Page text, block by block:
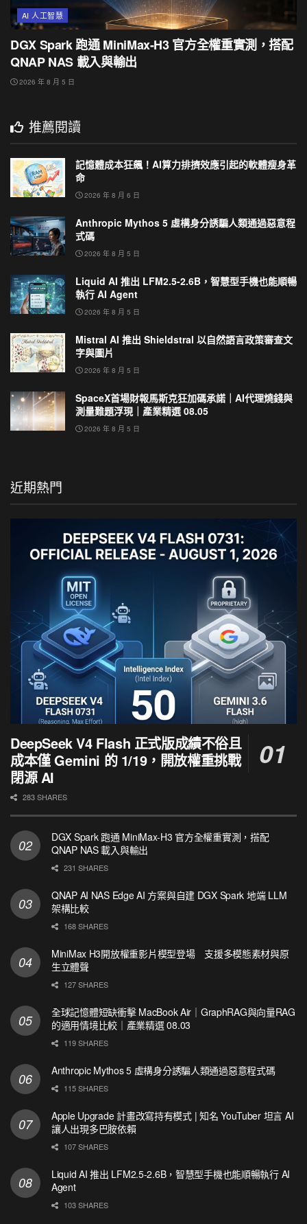
AI 人工智慧
DGX Spark 跑通 MiniMax-H3 官方全權重實測，搭配
QNAP NAS 載入與輸出
2026 年 8 月 5 日
推薦閱讀
記憶體成本狂飆！AI算力排擠效應引起的軟體瘦身革
命
2026 年 8 月 6 日
Anthropic Mythos 5 虛構身分誘騙人類通過惡意程
式碼
2026 年 8 月 5 日
Liquid AI 推出 LFM2.5-2.6B，智慧型手機也能順暢
執行 AI Agent
2026 年 8 月 5 日
Mistral AI 推出 Shieldstral 以自然語言政策審查文
字與圖片
2026 年 8 月 5 日
SpaceX首場財報馬斯克狂加碼承諾｜AI代理燒錢與
測量難題浮現｜產業精選 08.05
2026 年 8 月 5 日
近期熱門
DeepSeek V4 Flash 正式版成績不俗且
成本僅 Gemini 的 1/19，開放權重挑戰
閉源 AI
283 SHARES
DGX Spark 跑通 MiniMax-H3 官方全權重實測，搭配
QNAP NAS 載入與輸出
231 SHARES
QNAP AI NAS Edge AI 方案與自建 DGX Spark 地端 LLM
架構比較
168 SHARES
MiniMax H3開放權重影片模型登場 支援多模態素材與原
生立體聲
127 SHARES
全球記憶體短缺衝擊 MacBook Air｜GraphRAG與向量RAG
的適用情境比較｜產業精選 08.03
119 SHARES
Anthropic Mythos 5 虛構身分誘騙人類通過惡意程式碼
115 SHARES
Apple Upgrade 計畫改寫持有模式 | 知名 YouTuber 坦言 AI
讓人出現多巴胺依賴
107 SHARES
Liquid AI 推出 LFM2.5-2.6B，智慧型手機也能順暢執行 AI
Agent
103 SHARES